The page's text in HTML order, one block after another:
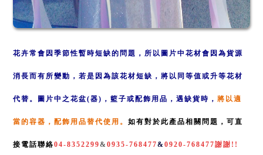
花卉常會因季節性暫時短缺的問題，所以圖片中花材會因為貨源
消長而有所變動，若是因為該花材短缺，將以同等值或升等花材
代替 。 圖 片中之花盆(器)，籃子或配飾用品，遇缺貨時，將以適
當的容器，配飾用品替代使用 。如有對於此產品相關問題，可直
接電話聯絡04-8352299&0935-768477&0920-768477謝謝!!